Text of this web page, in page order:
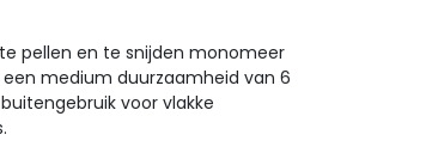
pellen en te snijden monomeer
medium duurzaamheid van 6
voor vlakke